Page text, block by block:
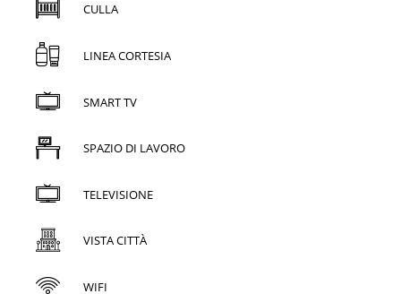
CULLA
LINEA CORTESIA
SMART TV
SPAZIO DI LAVORO
TELEVISIONE
VISTA CITTÀ
WIFI